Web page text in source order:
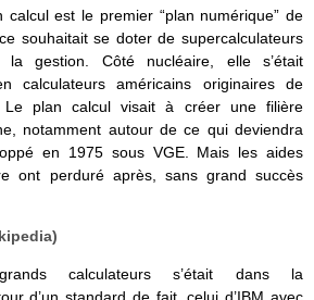
est le premier “plan numérique” de
souhaitait se doter de supercalculateurs
gestion. Côté nucléaire, elle s’était
calculateurs américains originaires de
plan calcul visait à créer une filière
notamment autour de ce qui deviendra
en 1975 sous VGE. Mais les aides
ont perduré après, sans grand succès
calculateurs s’était dans la